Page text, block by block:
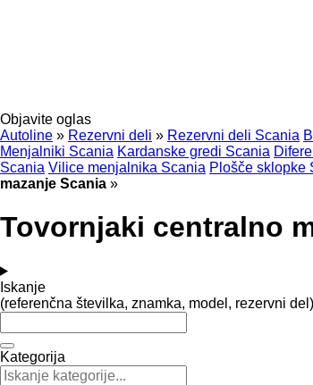
Objavite oglas
Autoline » Rezervni deli » Rezervni deli Scania
Menjalniki Scania Kardanske gredi Scania
Scania Vilice menjalnika Scania Plošče sklopke
mazanje Scania »
Tovornjaki centralno
Iskanje
(referenčna številka, znamka, model, rezervni del)
Kategorija